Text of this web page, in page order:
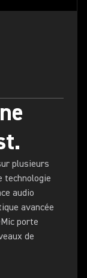
plusieurs
technologie
audio
avancée
porte
de